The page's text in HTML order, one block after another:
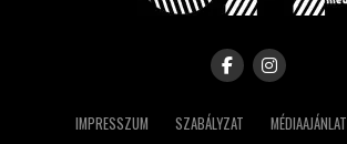
IMPRESSZUM SZABÁLYZAT MÉDIAAJÁNLAT